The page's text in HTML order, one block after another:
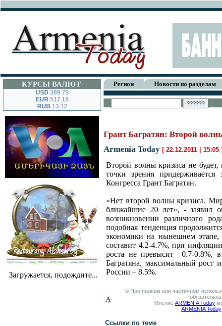
КУРСЫ ВАЛЮТ
USD 389.79
EUR 512.18
RUB 13.12
Загружается, подождите...
Регион Новости по разделам
Грант Багратян: Второй
Armenia Today [ 22.12.2011 |
Второй волны кризиса не
точки зрения
Конгресса Грант Багратян.
«Нет второй волны кризиса.
ближайшие 20 лет», - заявил
возникновении различного
подобная тенденция
экономики на нынешнем этапе,
составит 4.2-4.7%, при
роста не превысит
0.7-0.8%,
Багратяна, максимальный рост
России – 8.5%.
© При полном или частичном
Мнение ARMENIA Today
ARMENIA Today
Ссылки по теме